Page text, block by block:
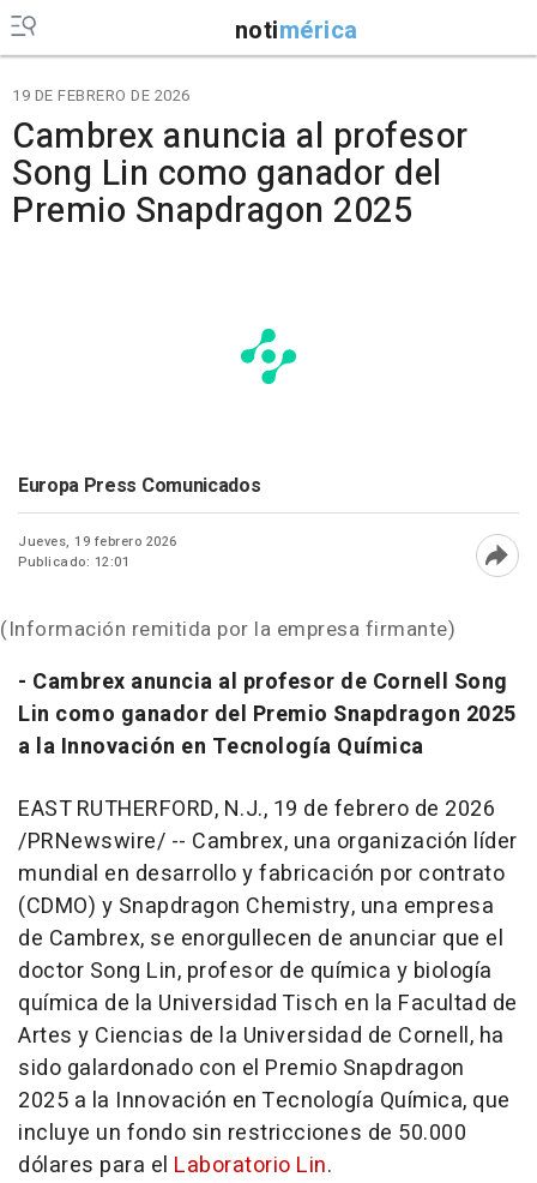
notimérica
19 DE FEBRERO DE 2026
Cambrex anuncia al profesor
Song Lin como ganador del
Premio Snapdragon 2025
Europa Press Comunicados
Jueves, 19 febrero 2026
Publicado: 12:01
(Información remitida por la empresa firmante)
- Cambrex anuncia al profesor de Cornell Song
Lin como ganador del Premio Snapdragon 2025
a la Innovación en Tecnología Química
EAST RUTHERFORD, N.J., 19 de febrero de 2026
/PRNewswire/ -- Cambrex, una organización líder
mundial en desarrollo y fabricación por contrato
(CDMO) y Snapdragon Chemistry, una empresa
de Cambrex, se enorgullecen de anunciar que el
doctor Song Lin, profesor de química y biología
química de la Universidad Tisch en la Facultad de
Artes y Ciencias de la Universidad de Cornell, ha
sido galardonado con el Premio Snapdragon
2025 a la Innovación en Tecnología Química, que
incluye un fondo sin restricciones de 50.000
dólares para el Laboratorio Lin.